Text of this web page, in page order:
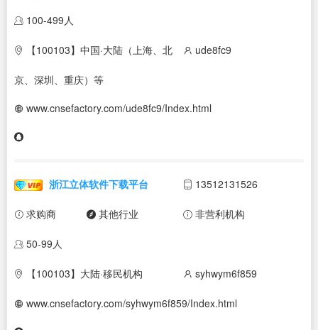
100-499人
【100103】中国·大陆（上海、北
京、深圳、重庆）等
ude8fc9
www.cnsefactory.com/ude8fc9/Index.html
浙江立体软件下载平台 13512131526
求购商 其他行业 非营利机构
50-99人
【100103】大陆·移民机构 syhwym6f859
www.cnsefactory.com/syhwym6f859/Index.html